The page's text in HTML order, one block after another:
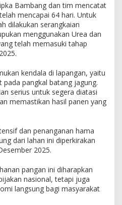
Bambang dan tim mencatat
mencapai 64 hari. Untuk
dilakukan serangkaian
menggunakan Urea dan
telah memasuki tahap
kendala di lapangan, yaitu
pangkal batang jagung.
serius untuk segera diatasi
memastikan hasil panen yang
dan penanganan hama
dari lahan ini diperkirakan
2025.
pangan ini diharapkan
nasional, tetapi juga
langsung bagi masyarakat